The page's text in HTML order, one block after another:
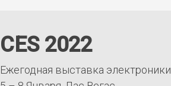
CES 2022
Ежегодная выставка электроники